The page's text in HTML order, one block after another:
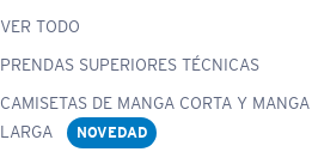
VER TODO
PRENDAS SUPERIORES TÉCNICAS
CAMISETAS DE MANGA CORTA Y MANGA
LARGA
NOVEDAD